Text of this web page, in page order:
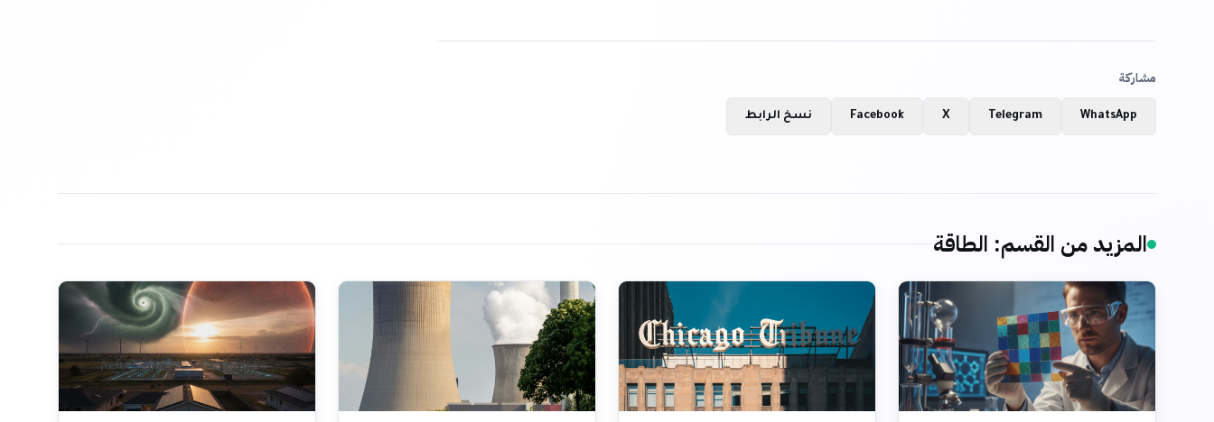
مشاركة
WhatsApp
Telegram
X
Facebook نسخ الرابط
المزيد من القسم: الطاقة